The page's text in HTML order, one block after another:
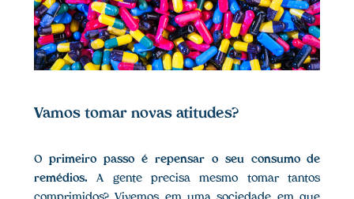
Vamos tomar novas atitudes?
Oprimeiro passo é repensar o seu consumo de
remédios.A gente precisa mesmo tomar tantos